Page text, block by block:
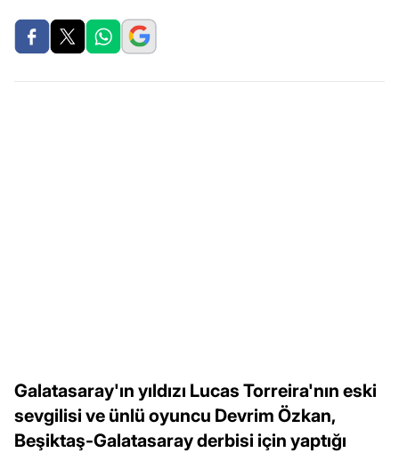
Galatasaray'ın yıldızı Lucas Torreira'nın eski
sevgilisi ve ünlü oyuncu Devrim Özkan,
Beşiktaş-Galatasaray derbisi için yaptığı